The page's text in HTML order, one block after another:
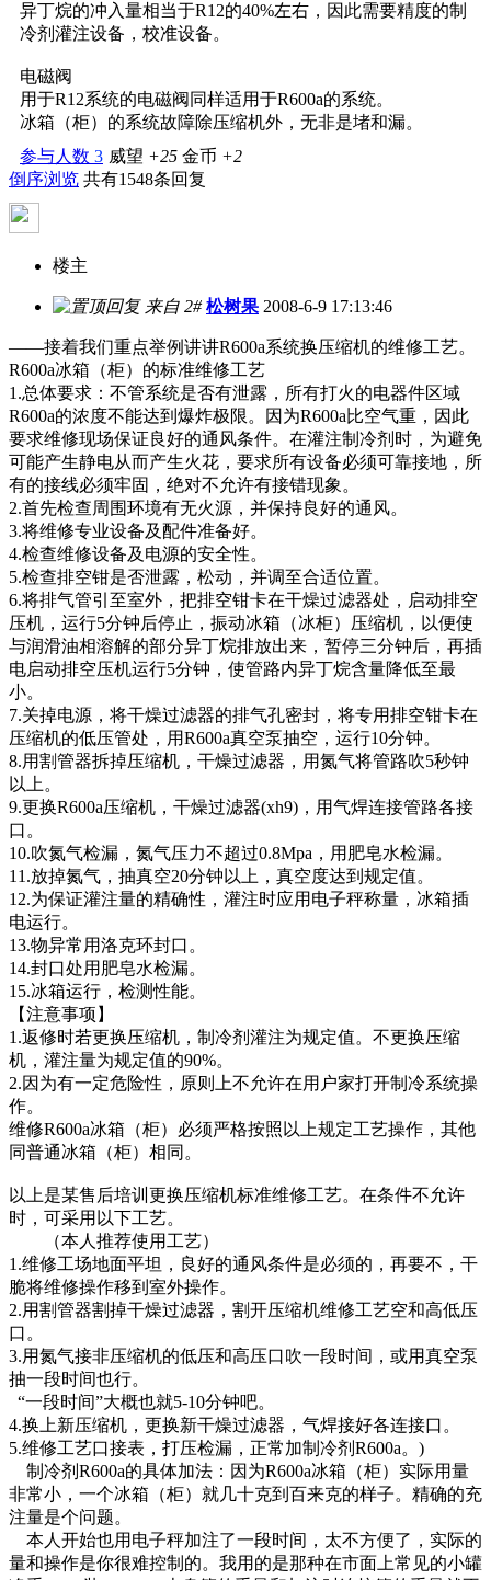
异丁烷的冲入量相当于R12的40%左右，因此需要精度的制
冷剂灌注设备，校准设备。
电磁阀
用于R12系统的电磁阀同样适用于R600a的系统。
冰箱（柜）的系统故障除压缩机外，无非是堵和漏。
参与人数 3 威望 +25 金币 +2
倒序浏览 共有1548条回复
楼主
来自 2# 松树果 2008-6-9 17:13:46
——接着我们重点举例讲讲R600a系统换压缩机的维修工艺。
R600a冰箱（柜）的标准维修工艺
1.总体要求：不管系统是否有泄露，所有打火的电器件区域
R600a的浓度不能达到爆炸极限。因为R600a比空气重，因此
要求维修现场保证良好的通风条件。在灌注制冷剂时，为避免
可能产生静电从而产生火花，要求所有设备必须可靠接地，所
有的接线必须牢固，绝对不允许有接错现象。
2.首先检查周围环境有无火源，并保持良好的通风。
3.将维修专业设备及配件准备好。
4.检查维修设备及电源的安全性。
5.检查排空钳是否泄露，松动，并调至合适位置。
6.将排气管引至室外，把排空钳卡在干燥过滤器处，启动排空
压机，运行5分钟后停止，振动冰箱（冰柜）压缩机，以便使
与润滑油相溶解的部分异丁烷排放出来，暂停三分钟后，再插
电启动排空压机运行5分钟，使管路内异丁烷含量降低至最
小。
7.关掉电源，将干燥过滤器的排气孔密封，将专用排空钳卡在
压缩机的低压管处，用R600a真空泵抽空，运行10分钟。
8.用割管器拆掉压缩机，干燥过滤器，用氮气将管路吹5秒钟
以上。
9.更换R600a压缩机，干燥过滤器(xh9)，用气焊连接管路各接
口。
10.吹氮气检漏，氮气压力不超过0.8Mpa，用肥皂水检漏。
11.放掉氮气，抽真空20分钟以上，真空度达到规定值。
12.为保证灌注量的精确性，灌注时应用电子秤称量，冰箱插
电运行。
13.物异常用洛克环封口。
14.封口处用肥皂水检漏。
15.冰箱运行，检测性能。
【注意事项】
1.返修时若更换压缩机，制冷剂灌注为规定值。不更换压缩
机，灌注量为规定值的90%。
2.因为有一定危险性，原则上不允许在用户家打开制冷系统操
作。
维修R600a冰箱（柜）必须严格按照以上规定工艺操作，其他
同普通冰箱（柜）相同。
以上是某售后培训更换压缩机标准维修工艺。在条件不允许
时，可采用以下工艺。
（本人推荐使用工艺）
1.维修工场地面平坦，良好的通风条件是必须的，再要不，干
脆将维修操作移到室外操作。
2.用割管器割掉干燥过滤器，割开压缩机维修工艺空和高低压
口。
3.用氮气接非压缩机的低压和高压口吹一段时间，或用真空泵
抽一段时间也行。
“一段时间”大概也就5-10分钟吧。
4.换上新压缩机，更换新干燥过滤器，气焊接好各连接口。
5.维修工艺口接表，打压检漏，正常加制冷剂R600a。)
制冷剂R600a的具体加法：因为R600a冰箱（柜）实际用量
非常小，一个冰箱（柜）就几十克到百来克的样子。精确的充
注量是个问题。
本人开始也用电子秤加注了一段时间，太不方便了，实际的
量和操作是你很难控制的。我用的是那种在市面上常见的小罐